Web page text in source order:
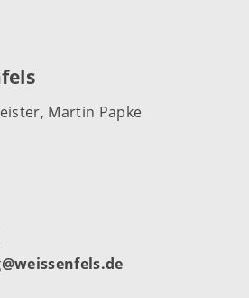
Martin Papke